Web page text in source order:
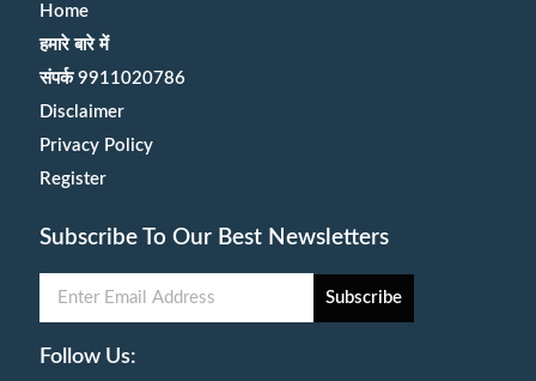
Home
हमारे बारे में
संपर्क 9911020786
Disclaimer
Privacy Policy
Register
Subscribe To Our Best Newsletters
Subscribe
Follow Us: